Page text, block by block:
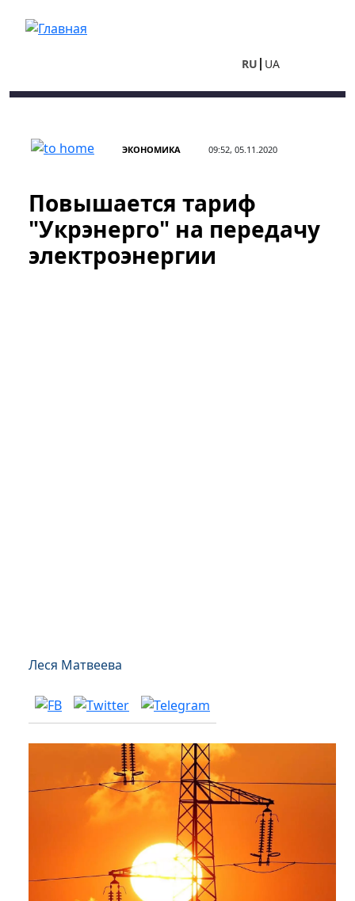
RU UA
ЭКОНОМИКА 09:52, 05.11.2020
Повышается тариф
"Укрэнерго" на передачу
электроэнергии
Леся Матвеева